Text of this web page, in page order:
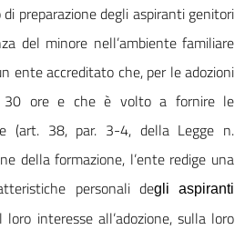
preparazione degli aspiranti genitori
del minore nell’ambiente familiare
ente accreditato che, per le adozioni
30 ore e che è volto a fornire le
(art. 38, par. 3-4, della Legge n.
della formazione, l’ente redige una
personali degli aspiranti
loro interesse all’adozione, sulla loro